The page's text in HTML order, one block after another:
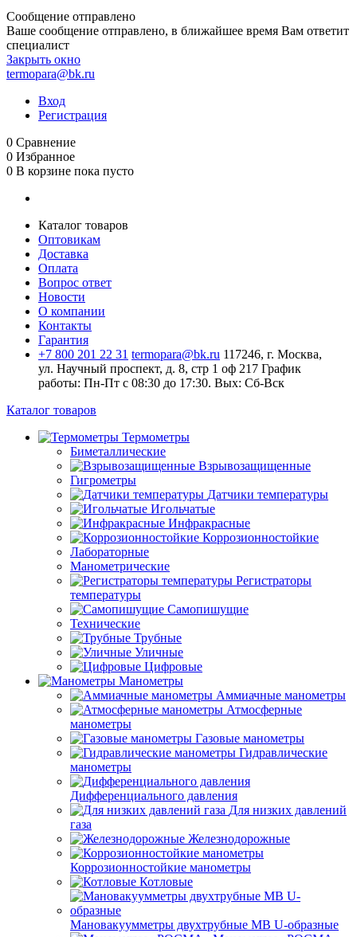
Сообщение отправлено
Ваше сообщение отправлено, в ближайшее время Вам ответит
специалист
Закрыть окно
termopara@bk.ru
Вход
Регистрация
0 Сравнение
0 Избранное
0 В корзине пока пусто
Каталог товаров
Оптовикам
Доставка
Оплата
Вопрос ответ
Новости
О компании
Контакты
Гарантия
+7 800 201 22 31 termopara@bk.ru 117246, г. Москва,
ул. Научный проспект, д. 8, стр 1 оф 217 График
работы: Пн‑Пт с 08:30 до 17:30. Вых: Сб‑Вск
Каталог товаров
Термометры
Биметаллические
Взрывозащищенные
Гигрометры
Датчики температуры
Игольчатые
Инфракрасные
Коррозионностойкие
Лабораторные
Манометрические
Регистраторы
температуры
Самопишущие
Технические
Трубные
Уличные
Цифровые
Манометры
Аммиачные манометры
Атмосферные
манометры
Газовые манометры
Гидравлические
манометры
Дифференциального давления
Для низких давлений
газа
Железнодорожные
Коррозионностойкие манометры
Котловые
Мановакуумметры двухтрубные МВ U-образные